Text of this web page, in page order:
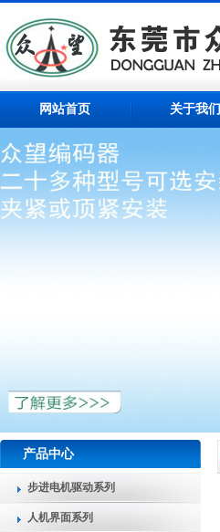
网站首页 关于我们
产品中心
步进电机驱动系列
人机界面系列